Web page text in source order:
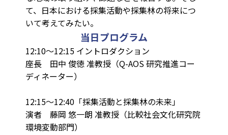
て、日本における採集活動や採集林の将来につ
いて考えてみたい。
当日プログラム
12:10～12:15 イントロダクション
座長 田中 俊徳 准教授（Q-AOS 研究推進コー
ディネーター）
12:15～12:40「採集活動と採集林の未来」
演者 藤岡 悠一朗 准教授（比較社会文化研究院
環境変動部門）